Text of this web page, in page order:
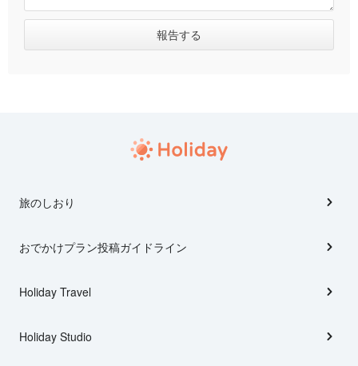
旅のしおり
おでかけプラン投稿ガイドライン
Holiday Travel
Holiday Studio